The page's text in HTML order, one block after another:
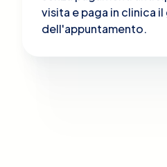
visita e paga in clinica
dell'appuntamento.